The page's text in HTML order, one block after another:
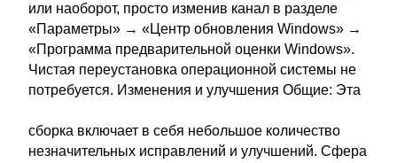
или наоборот, просто изменив канал в разделе
«Параметры» → «Центр обновления Windows» →
«Программа предварительной оценки Windows».
Чистая переустановка операционной системы не
потребуется. Изменения и улучшения Общие: Эта
сборка включает в себя небольшое количество
незначительных исправлений и улучшений. Сфера